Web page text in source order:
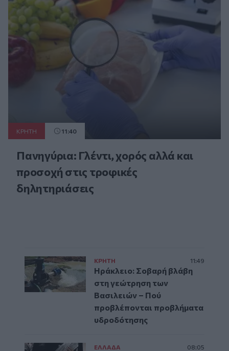
ΚΡΗΤΗ 11:40
Πανηγύρια: Γλέντι, χορός αλλά και
προσοχή στις τροφικές
δηλητηριάσεις
ΚΡΗΤΗ 11:49
Ηράκλειο: Σοβαρή βλάβη
στη γεώτρηση των
Βασιλειών – Πού
προβλέπονται προβλήματα
υδροδότησης
ΕΛΛAΔΑ 08:05